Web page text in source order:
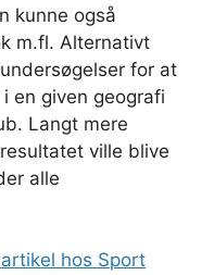
kunne også
m.fl. Alternativt
for at
en given geografi
Langt mere
ville blive
alle
hos Sport